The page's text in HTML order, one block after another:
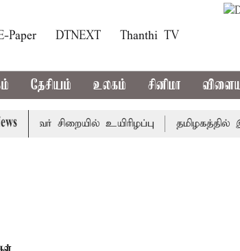
Paper DTNEXT Thanthi TV
தேசியம் உலகம் சினிமா
சிறையில் உயிரிழப்பு தமிழகத்தில்